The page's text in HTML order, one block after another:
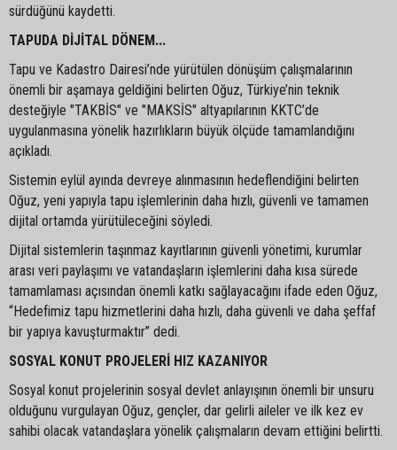
sürdüğünü kaydetti.
TAPUDA DİJİTAL DÖNEM...
Tapu ve Kadastro Dairesi’nde yürütülen dönüşüm çalışmalarının
önemli bir aşamaya geldiğini belirten Oğuz, Türkiye’nin teknik
desteğiyle "TAKBİS" ve "MAKSİS" altyapılarının KKTC’de
uygulanmasına yönelik hazırlıkların büyük ölçüde tamamlandığını
açıkladı.
Sistemin eylül ayında devreye alınmasının hedeflendiğini belirten
Oğuz, yeni yapıyla tapu işlemlerinin daha hızlı, güvenli ve tamamen
dijital ortamda yürütüleceğini söyledi.
Dijital sistemlerin taşınmaz kayıtlarının güvenli yönetimi, kurumlar
arası veri paylaşımı ve vatandaşların işlemlerini daha kısa sürede
tamamlaması açısından önemli katkı sağlayacağını ifade eden Oğuz,
“Hedefimiz tapu hizmetlerini daha hızlı, daha güvenli ve daha şeffaf
bir yapıya kavuşturmaktır” dedi.
SOSYAL KONUT PROJELERİ HIZ KAZANIYOR
Sosyal konut projelerinin sosyal devlet anlayışının önemli bir unsuru
olduğunu vurgulayan Oğuz, gençler, dar gelirli aileler ve ilk kez ev
sahibi olacak vatandaşlara yönelik çalışmaların devam ettiğini belirtti.